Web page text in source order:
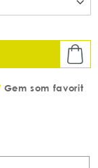
Gem som favorit